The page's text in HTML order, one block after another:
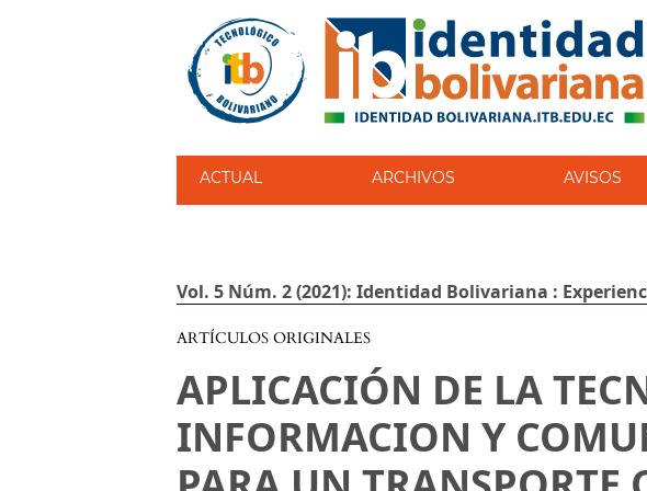
ACTUAL ARCHIVOS AVISOS
Vol. 5 Núm. 2 (2021): Identidad Bolivariana :
ARTÍCULOS ORIGINALES
APLICACIÓN DE LA
INFORMACION Y